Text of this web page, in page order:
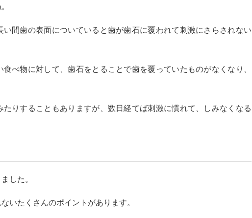
間歯の表面についていると歯が歯石に覆われて刺激にさらされない
べ物に対して、歯石をとることで歯を覆っていたものがなくなり、
りすることもありますが、数日経てば刺激に慣れて、しみなくなる
した。
いたくさんのポイントがあります。